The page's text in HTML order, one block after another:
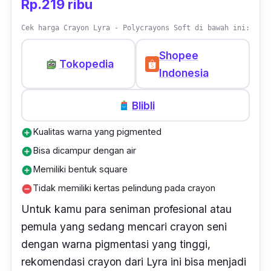
Dengan kemasan yang praktis dan kokoh,
Crayon Pascola Oil Pastel 72 Color menjadi
pilihan yang ideal bagi seniman yang sering
bepergian atau membutuhkan portabilitas
Rp.219 ribu
Cek harga Crayon Lyra - Polycrayons Soft di bawah ini:
Tokopedia
Shopee
Indonesia
Blibli
add_circleKualitas warna yang pigmented
add_circleBisa dicampur dengan air
add_circleMemiliki bentuk square
remove_circleTidak memiliki kertas pelindung pada crayon
Untuk kamu para seniman profesional atau
pemula yang sedang mencari crayon seni
dengan warna pigmentasi yang tinggi,
rekomendasi crayon dari Lyra ini bisa menjadi